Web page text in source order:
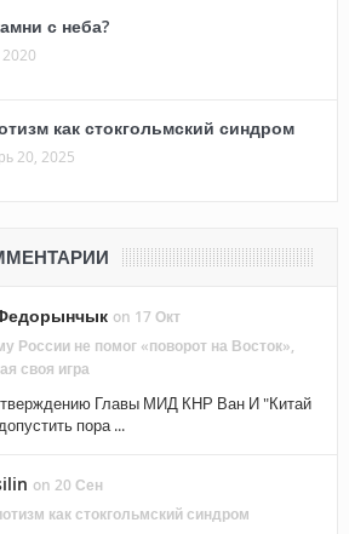
с неба?
как стокгольмский синдром
20, 2025
on 17 Окт
России не помог «поворот на Восток»,
своя игра
Главы МИД КНР Ван И "Китай
пора ...
on 20 Сен
как стокгольмский синдром